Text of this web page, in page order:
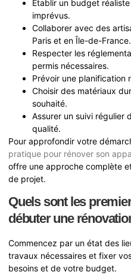
Établir un budget
imprévus.
Collaborer avec des
Paris et en Île-de-France.
Respecter les
permis nécessaires.
Prévoir une planification
Choisir des matériaux
souhaité.
Assurer un suivi régulier
qualité.
Pour approfondir votre
pratique pour rénover son
offre une approche complète
de projet.
Quels sont les
débuter une
Commencez par un état des
travaux nécessaires et fixer
besoins et de votre budget.